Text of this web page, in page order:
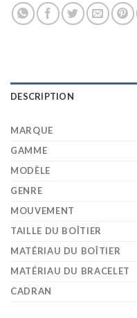
DESCRIPTION
MARQUE
GAMME
MODÈLE
GENRE
MOUVEMENT
TAILLE DU BOÎTIER
MATÉRIAU DU BOÎTIER
MATÉRIAU DU BRACELET
CADRAN